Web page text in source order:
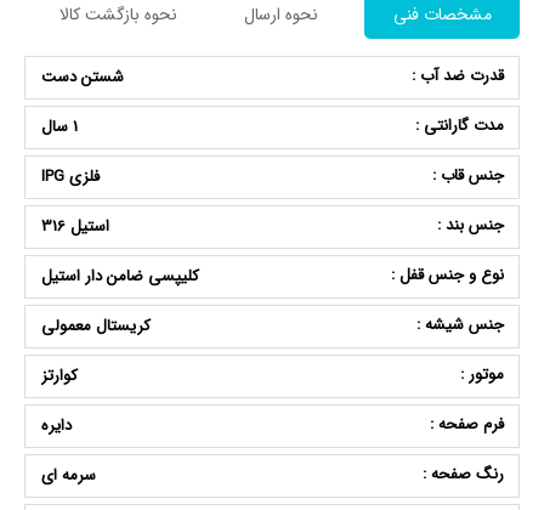
مشخصات فنی نحوه ارسال نحوه بازگشت کالا
قدرت ضد آب :
شستن دست
مدت گارانتی :
1 سال
جنس قاب :
فلزی IPG
جنس بند :
استیل 316
نوع و جنس قفل :
کلیپسی ضامن دار استیل
جنس شیشه :
کریستال معمولی
موتور :
کوارتز
فرم صفحه :
دایره
رنگ صفحه :
سرمه ای